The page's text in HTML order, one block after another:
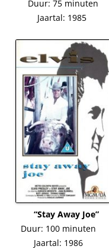
Duur: 75
Jaartal:
“Stay
Duur: 100
Jaartal: